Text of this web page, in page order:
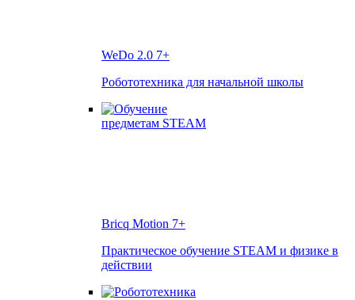
WeDo 2.0 7+
Робототехника для начальной школы
Bricq Motion 7+
Практическое обучение STEAM и физике в
действии